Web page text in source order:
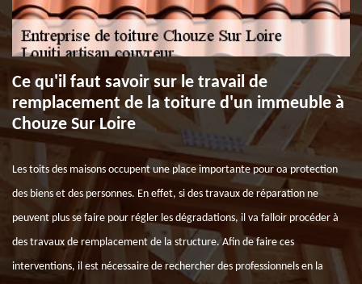
Ce qu'il faut savoir sur le travail de
remplacement de la toiture d'un immeuble à
Chouze Sur Loire
Les toits des maisons occupent une place importante pour oa protection
des biens et des personnes. En effet, si des travaux de réparation ne
peuvent plus se faire pour régler les dégradations, il va falloir procéder à
des travaux de remplacement de la structure. Afin de faire ces
interventions, il est nécessaire de rechercher des professionnels en la